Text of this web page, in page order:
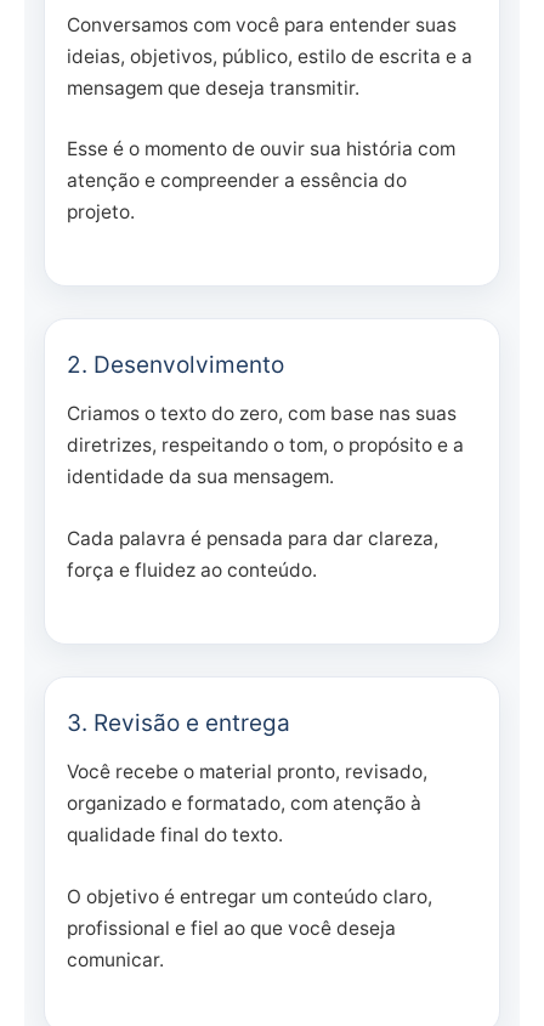
Conversamos com você para entender suas
ideias, objetivos, público, estilo de escrita e a
mensagem que deseja transmitir.
Esse é o momento de ouvir sua história com
atenção e compreender a essência do
projeto.
2. Desenvolvimento
Criamos o texto do zero, com base nas suas
diretrizes, respeitando o tom, o propósito e a
identidade da sua mensagem.
Cada palavra é pensada para dar clareza,
força e fluidez ao conteúdo.
3. Revisão e entrega
Você recebe o material pronto, revisado,
organizado e formatado, com atenção à
qualidade final do texto.
O objetivo é entregar um conteúdo claro,
profissional e fiel ao que você deseja
comunicar.